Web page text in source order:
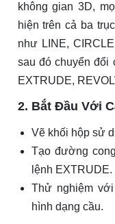
không gian 3D,
hiện trên cả ba
như LINE,
sau đó chuyển đổi
EXTRUDE,
2. Bắt Đầu Với
Vẽ khối hộp sử
Tạo đường
lệnh EXTRUDE.
Thử nghiệm
hình dạng cầu.